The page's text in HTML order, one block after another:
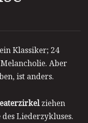
Klassiker; 24
Aber
ist anders.
ziehen
Liederzykluses.